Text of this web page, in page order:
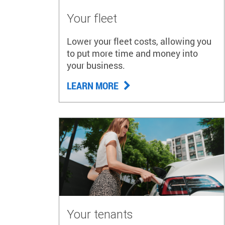
Your fleet
Lower your fleet costs, allowing you
to put more time and money into
your business.
LEARN MORE
Your tenants